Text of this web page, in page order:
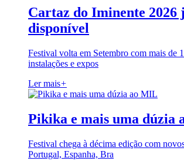
Cartaz do Iminente 2026
disponível
Festival volta em Setembro com mais de
instalações e expos
Ler mais+
Pikika e mais uma dúzia
Festival chega à décima edição com
Portugal, Espanha, Bra